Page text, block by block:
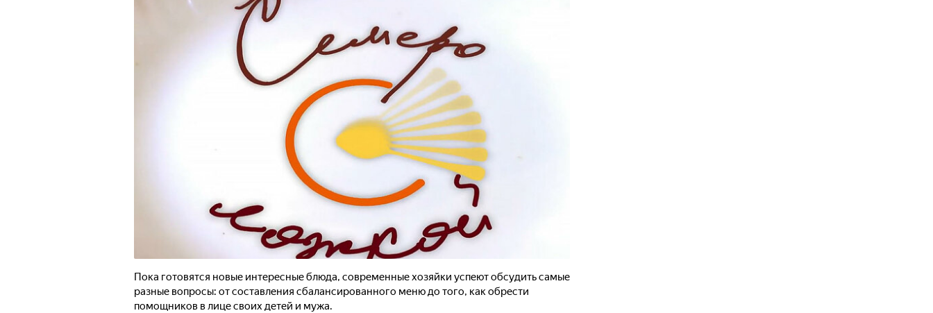
Пока готовятся новые интересные блюда, современные хозяйки успеют обсудить самые
разные вопросы: от составления сбалансированного меню до того, как обрести
помощников в лице своих детей и мужа.